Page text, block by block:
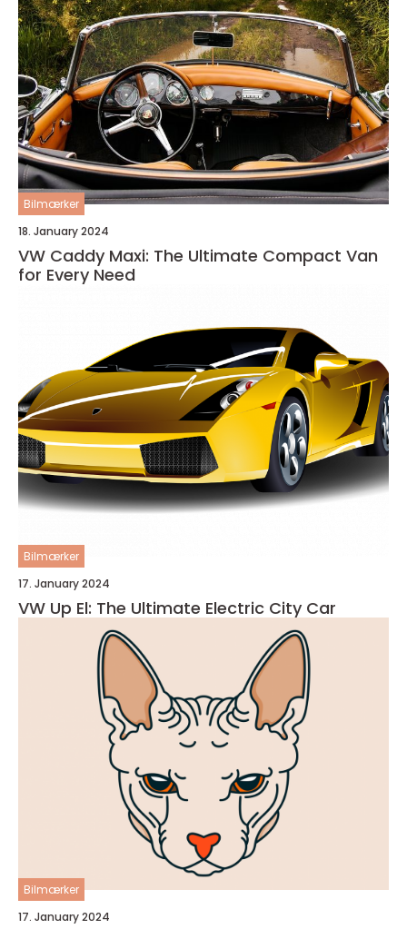
Bilmærker
18. January 2024
VW Caddy Maxi: The Ultimate Compact Van
for Every Need
Bilmærker
17. January 2024
VW Up El: The Ultimate Electric City Car
Bilmærker
17. January 2024